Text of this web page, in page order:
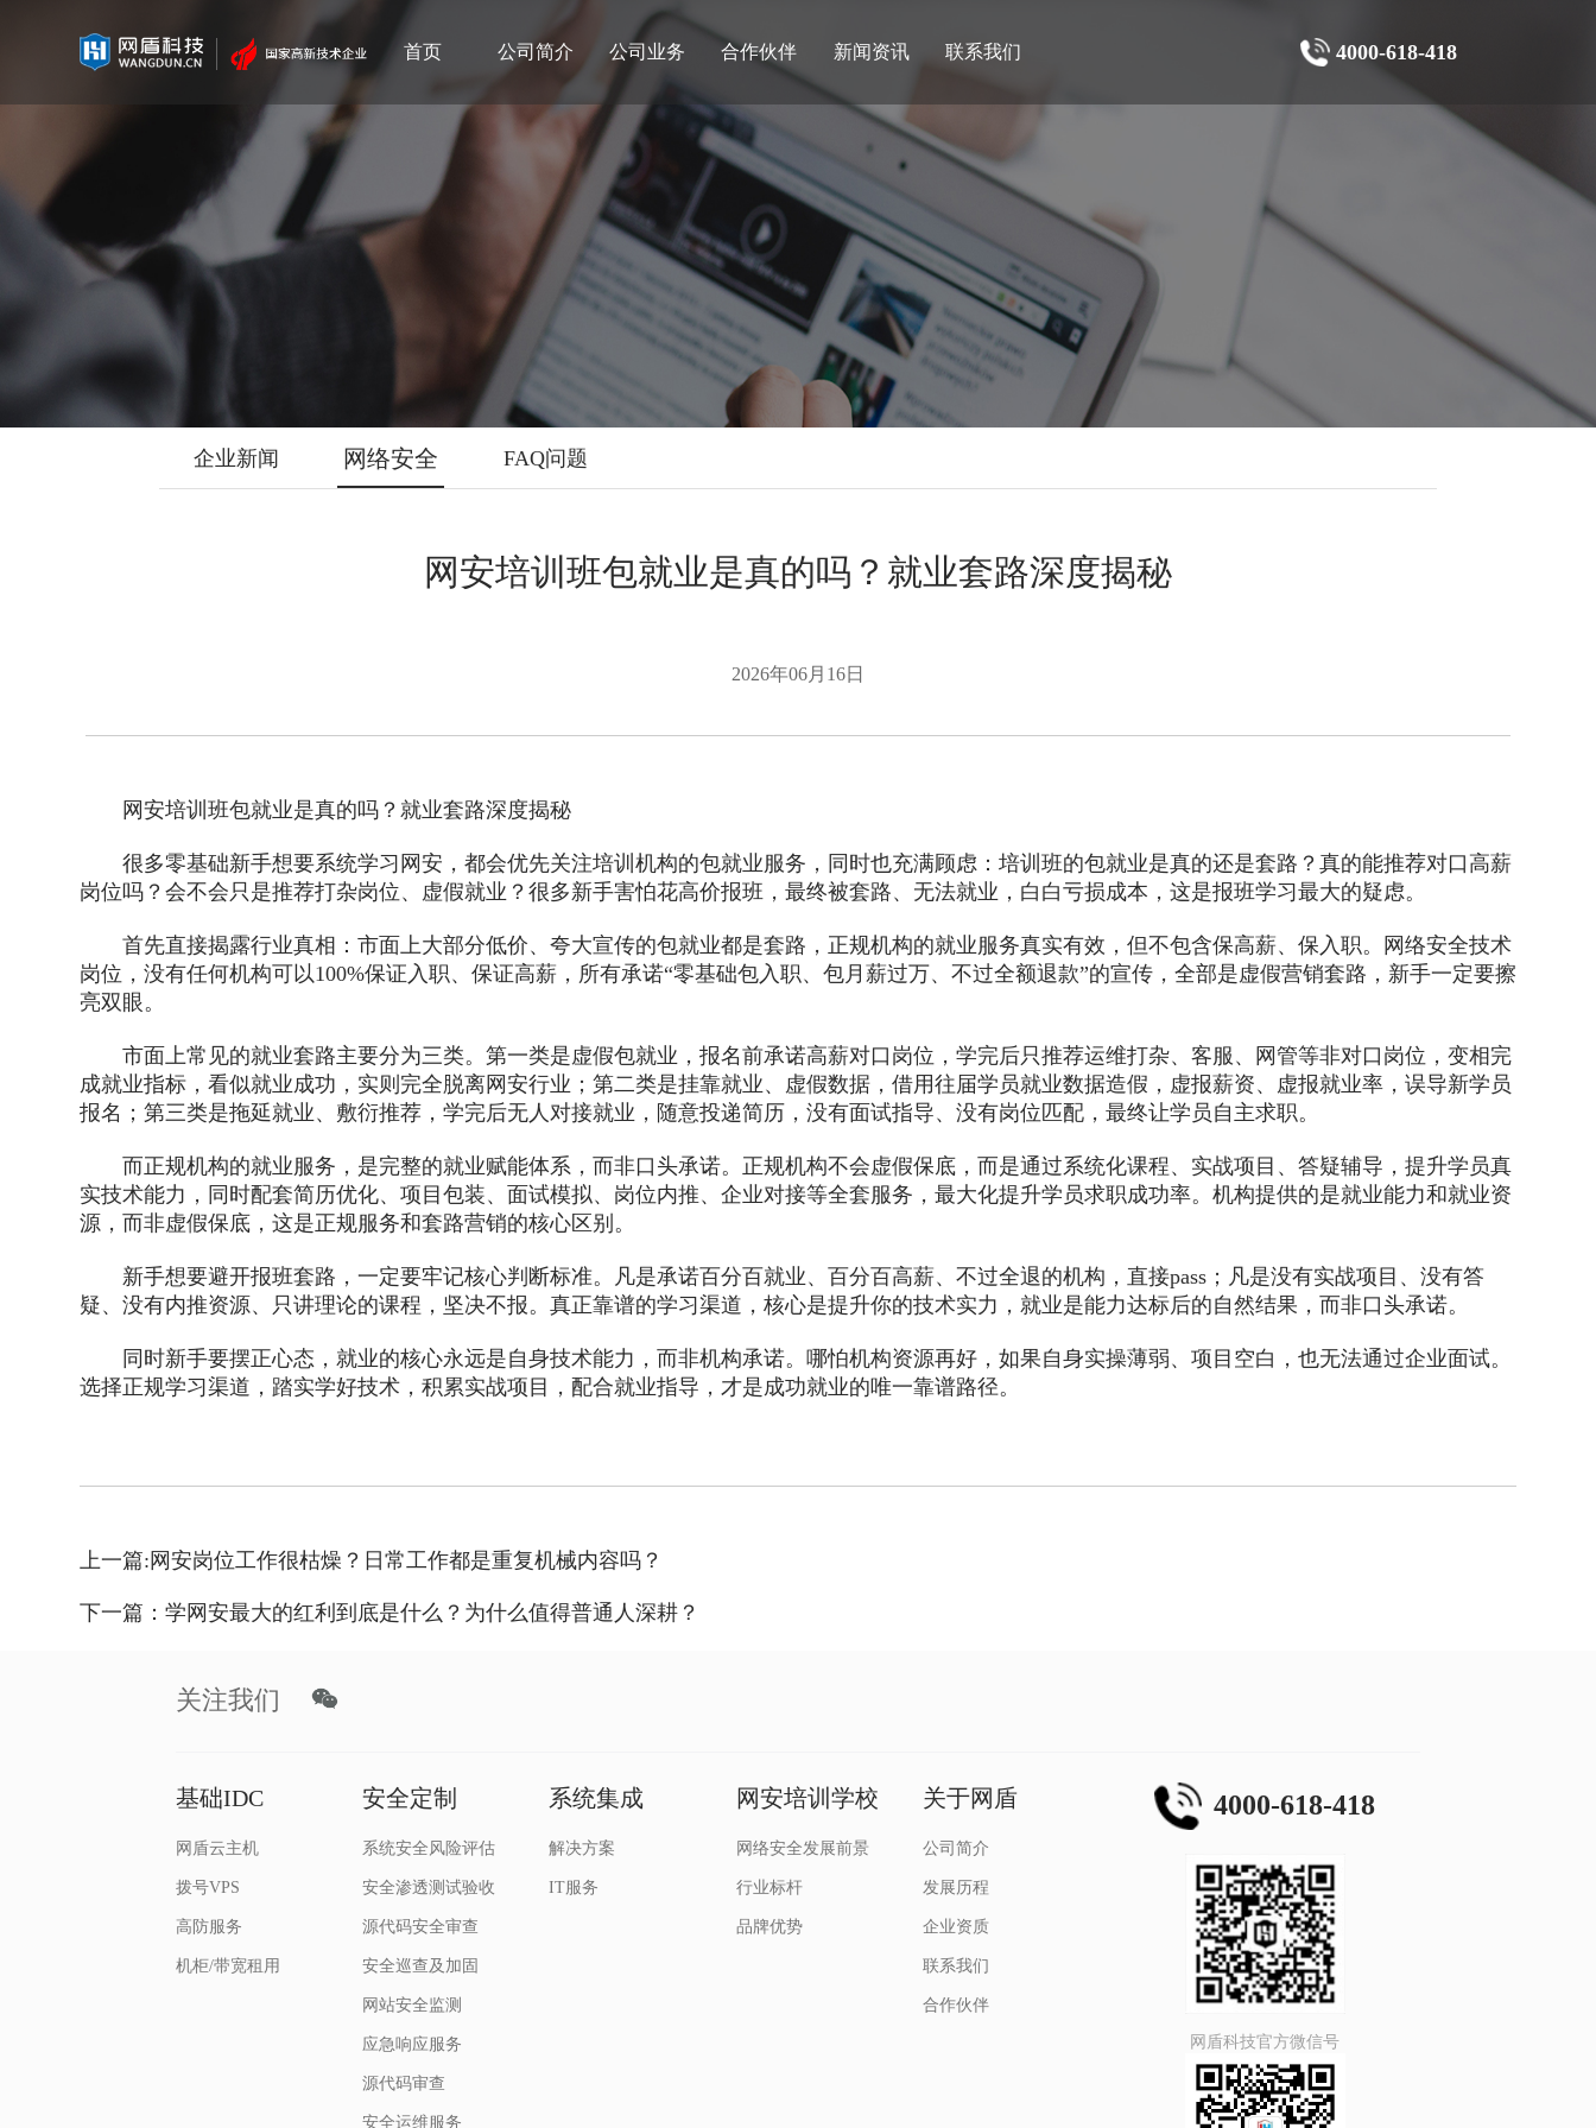
首页 公司简介 公司业务 合作伙伴 新闻资讯 联系我们 4000-618-418
企业新闻 网络安全 FAQ问题
网安培训班包就业是真的吗？就业套路深度揭秘
2026年06月16日
网安培训班包就业是真的吗？就业套路深度揭秘
很多零基础新手想要系统学习网安，都会优先关注培训机构的包就业服务，同时也充满顾虑：培训班的包就业是真的还是套路？真的能推荐对口高薪
岗位吗？会不会只是推荐打杂岗位、虚假就业？很多新手害怕花高价报班，最终被套路、无法就业，白白亏损成本，这是报班学习最大的疑虑。
首先直接揭露行业真相：市面上大部分低价、夸大宣传的包就业都是套路，正规机构的就业服务真实有效，但不包含保高薪、保入职。网络安全技术
岗位，没有任何机构可以100%保证入职、保证高薪，所有承诺“零基础包入职、包月薪过万、不过全额退款”的宣传，全部是虚假营销套路，新手一定要擦
亮双眼。
市面上常见的就业套路主要分为三类。第一类是虚假包就业，报名前承诺高薪对口岗位，学完后只推荐运维打杂、客服、网管等非对口岗位，变相完
成就业指标，看似就业成功，实则完全脱离网安行业；第二类是挂靠就业、虚假数据，借用往届学员就业数据造假，虚报薪资、虚报就业率，误导新学员
报名；第三类是拖延就业、敷衍推荐，学完后无人对接就业，随意投递简历，没有面试指导、没有岗位匹配，最终让学员自主求职。
而正规机构的就业服务，是完整的就业赋能体系，而非口头承诺。正规机构不会虚假保底，而是通过系统化课程、实战项目、答疑辅导，提升学员真
实技术能力，同时配套简历优化、项目包装、面试模拟、岗位内推、企业对接等全套服务，最大化提升学员求职成功率。机构提供的是就业能力和就业资
源，而非虚假保底，这是正规服务和套路营销的核心区别。
新手想要避开报班套路，一定要牢记核心判断标准。凡是承诺百分百就业、百分百高薪、不过全退的机构，直接pass；凡是没有实战项目、没有答
疑、没有内推资源、只讲理论的课程，坚决不报。真正靠谱的学习渠道，核心是提升你的技术实力，就业是能力达标后的自然结果，而非口头承诺。
同时新手要摆正心态，就业的核心永远是自身技术能力，而非机构承诺。哪怕机构资源再好，如果自身实操薄弱、项目空白，也无法通过企业面试。
选择正规学习渠道，踏实学好技术，积累实战项目，配合就业指导，才是成功就业的唯一靠谱路径。
上一篇:网安岗位工作很枯燥？日常工作都是重复机械内容吗？
下一篇：学网安最大的红利到底是什么？为什么值得普通人深耕？
关注我们
基础IDC
网盾云主机
拨号VPS
高防服务
机柜/带宽租用
安全定制
系统安全风险评估
安全渗透测试验收
源代码安全审查
安全巡查及加固
网站安全监测
应急响应服务
源代码审查
安全运维服务
系统集成
解决方案
IT服务
网安培训学校
网络安全发展前景
行业标杆
品牌优势
关于网盾
公司简介
发展历程
企业资质
联系我们
合作伙伴
4000-618-418
网盾科技官方微信号